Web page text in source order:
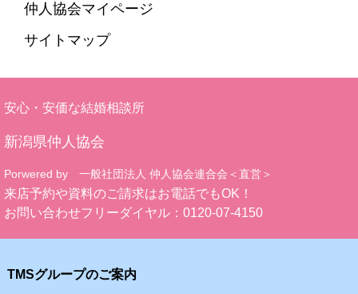
仲人協会マイページ
サイトマップ
安心・安価な結婚相談所
新潟県仲人協会
Porwered by 一般社団法人 仲人協会連合会＜直営＞
来店予約や資料のご請求はお電話でもOK！
お問い合わせフリーダイヤル： 0120-07-4150
TMSグループのご案内